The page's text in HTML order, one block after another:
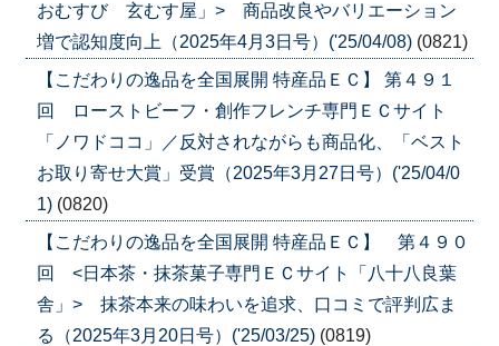
おむすび 玄むす屋」> 商品改良やバリエーション
増で認知度向上（2025年4月3日号）('25/04/08) (0821)
【こだわりの逸品を全国展開 特産品ＥＣ】 第４９１
回 ローストビーフ・創作フレンチ専門ＥＣサイト
「ノワドココ」／反対されながらも商品化、「ベスト
お取り寄せ大賞」受賞（2025年3月27日号）('25/04/0
1) (0820)
【こだわりの逸品を全国展開 特産品ＥＣ】 第４９０
回 <日本茶・抹茶菓子専門ＥＣサイト「八十八良葉
舎」> 抹茶本来の味わいを追求、口コミで評判広ま
る（2025年3月20日号）('25/03/25) (0819)